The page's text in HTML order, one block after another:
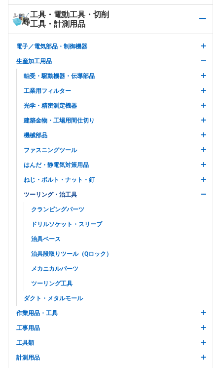
工具・電動工具・切削
工具・計測用品
電子／電気部品・制御機器
生産加工用品
軸受・駆動機器・伝導部品
工業用フィルター
光学・精密測定機器
建築金物・工場用間仕切り
機械部品
ファスニングツール
はんだ・静電気対策用品
ねじ・ボルト・ナット・釘
ツーリング・治工具
クランピングパーツ
ドリルソケット・スリーブ
治具ベース
治具段取りツール（Qロック）
メカニカルパーツ
ツーリング工具
ダクト・メタルモール
作業用品・工具
工事用品
工具類
計測用品